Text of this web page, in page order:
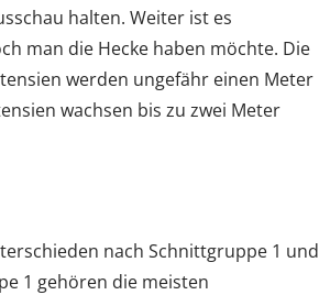
halten. Weiter ist es
man die Hecke haben möchte. Die
werden ungefähr einen Meter
wachsen bis zu zwei Meter
nach Schnittgruppe 1 und
1 gehören die meisten